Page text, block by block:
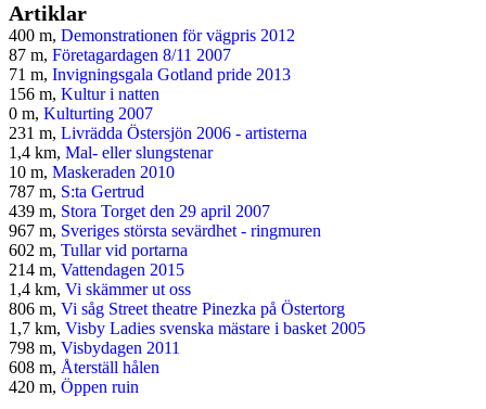
Artiklar
400 m, Demonstrationen för vägpris 2012
87 m, Företagardagen 8/11 2007
71 m, Invigningsgala Gotland pride 2013
156 m, Kultur i natten
0 m, Kulturting 2007
231 m, Livrädda Östersjön 2006 - artisterna
1,4 km, Mal- eller slungstenar
10 m, Maskeraden 2010
787 m, S:ta Gertrud
439 m, Stora Torget den 29 april 2007
967 m, Sveriges största sevärdhet - ringmuren
602 m, Tullar vid portarna
214 m, Vattendagen 2015
1,4 km, Vi skämmer ut oss
806 m, Vi såg Street theatre Pinezka på Östertorg
1,7 km, Visby Ladies svenska mästare i basket 2005
798 m, Visbydagen 2011
608 m, Återställ hålen
420 m, Öppen ruin